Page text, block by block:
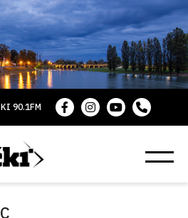
90.1FM